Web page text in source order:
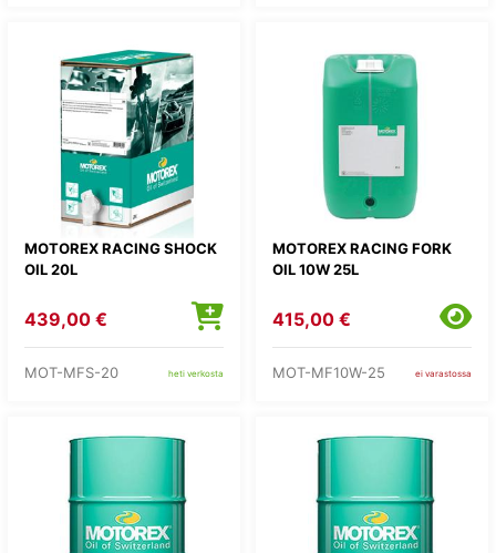
MOTOREX RACING SHOCK
OIL 20L
439,00 €
MOT-MFS-20 heti verkosta
MOTOREX RACING FORK
OIL 10W 25L
415,00 €
MOT-MF10W-25 ei varastossa